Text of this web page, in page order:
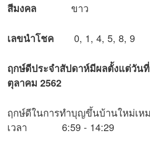
สีมงคล ขาว
เลขนำโชค 0, 1, 4, 5, 8, 9
ฤกษ์ดีประจำสัปดาห์มีผลตั้งแต่วันที่
ตุลาคม 2562
ฤกษ์ดีในการทำบุญขึ้นบ้านใหม่เห
เวลา 6:59 - 14:29